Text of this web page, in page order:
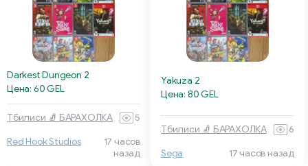
Darkest Dungeon 2
Цена: 60 GEL
Тбилиси 🧦 БАРАХОЛКА 5
Red Hook Studios
17 часов
назад
Yakuza 2
Цена: 80 GEL
Тбилиси 🧦 БАРАХОЛКА 6
Sega 17 часов назад